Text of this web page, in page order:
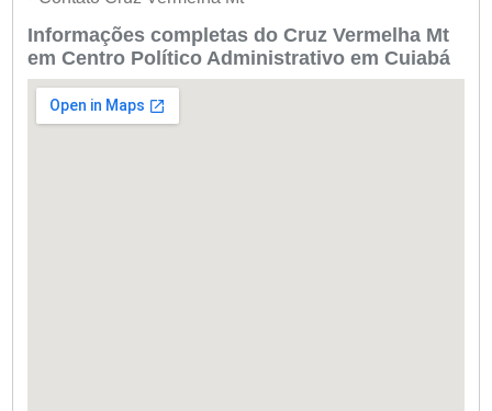
Informações completas do Cruz Vermelha Mt
em Centro Político Administrativo em Cuiabá